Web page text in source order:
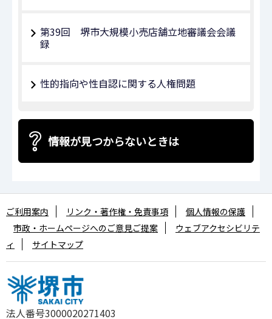
第39回 堺市大規模小売店舗立地審議会会議
録
性的指向や性自認に関する人権問題
情報が見つからないときは
法人番号3000020271403
ご利用案内 リンク・著作権・免責事項
個人情報の保護
市政・ホームページへのご意見ご提案
ウェブアクセシビリテ
ィ
サイトマップ